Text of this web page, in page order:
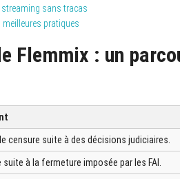
streaming sans tracas
meilleures pratiques
Flemmix : un
censure suite à des décisions judiciaires.
suite à la fermeture imposée par les FAI.